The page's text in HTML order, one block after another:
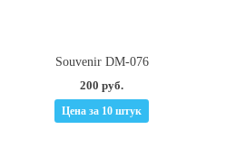
Souvenir DM-076
200 руб.
Цена за 10 штук